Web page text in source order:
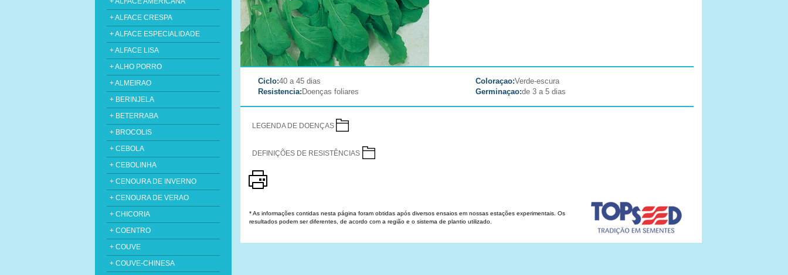
+ ALFACE CRESPA
+ ALFACE ESPECIALIDADE
+ ALFACE LISA
+ ALHO PORRO
+ ALMEIRAO
+ BERINJELA
+ BETERRABA
+ BROCOLIS
+ CEBOLA
+ CEBOLINHA
+ CENOURA DE INVERNO
+ CENOURA DE VERAO
+ CHICORIA
+ COENTRO
+ COUVE
+ COUVE-CHINESA
Ciclo:40 a 45 dias Coloraçao:Verde-escura
Resistencia: Doenças foliares Germinaçao:de 3 a 5 dias
LEGENDA DE DOENÇAS
DEFINIÇÕES DE RESISTÊNCIAS
* As informações contidas nesta página foram obtidas após diversos ensaios em nossas estações experimentais. Os
resultados podem ser diferentes, de acordo com a região e o sistema de plantio utilizado.